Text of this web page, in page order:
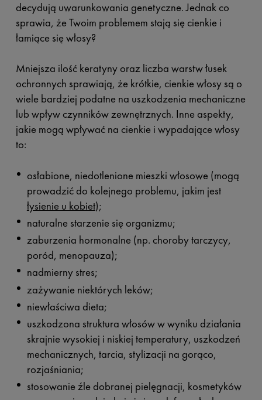
decydują uwarunkowania genetyczne. Jednak co
sprawia, że Twoim problemem stają się cienkie i
łamiące się włosy?
Mniejsza ilość keratyny oraz liczba warstw łusek
ochronnych sprawiają, że krótkie, cienkie włosy są o
wiele bardziej podatne na uszkodzenia mechaniczne
lub wpływ czynników zewnętrznych. Inne aspekty,
jakie mogą wpływać na cienkie i wypadające włosy
to:
osłabione, niedotlenione mieszki włosowe (mogą
prowadzić do kolejnego problemu, jakim jest
łysienie u kobiet);
naturalne starzenie się organizmu;
zaburzenia hormonalne (np. choroby tarczycy,
poród, menopauza);
nadmierny stres;
zażywanie niektórych leków;
niewłaściwa dieta;
uszkodzona struktura włosów w wyniku działania
skrajnie wysokiej i niskiej temperatury, uszkodzeń
mechanicznych, tarcia, stylizacji na gorąco,
rozjaśniania;
stosowanie źle dobranej pielęgnacji, kosmetyków